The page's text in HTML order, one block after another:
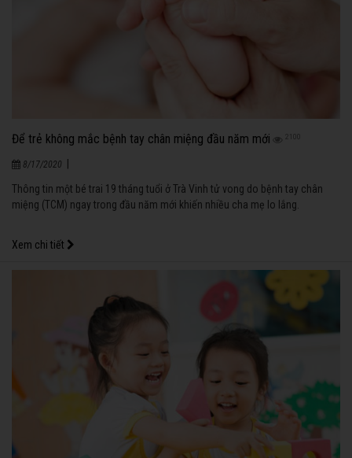
Để trẻ không mắc bệnh tay chân miệng đầu năm mới
8/17/2020
Thông tin một bé trai 19 tháng tuổi ở Trà Vinh tử vong do bệnh tay chân
miệng (TCM) ngay trong đầu năm mới khiến nhiều cha mẹ lo lắng.
Xem chi tiết